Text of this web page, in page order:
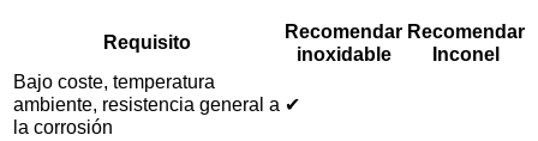
Requisito
Recomendar
inoxidable
Recomendar
Inconel
Bajo coste, temperatura
ambiente, resistencia general a
la corrosión
✔